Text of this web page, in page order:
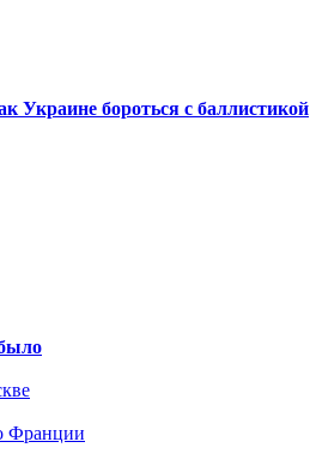
Украине бороться с баллистикой
Франции